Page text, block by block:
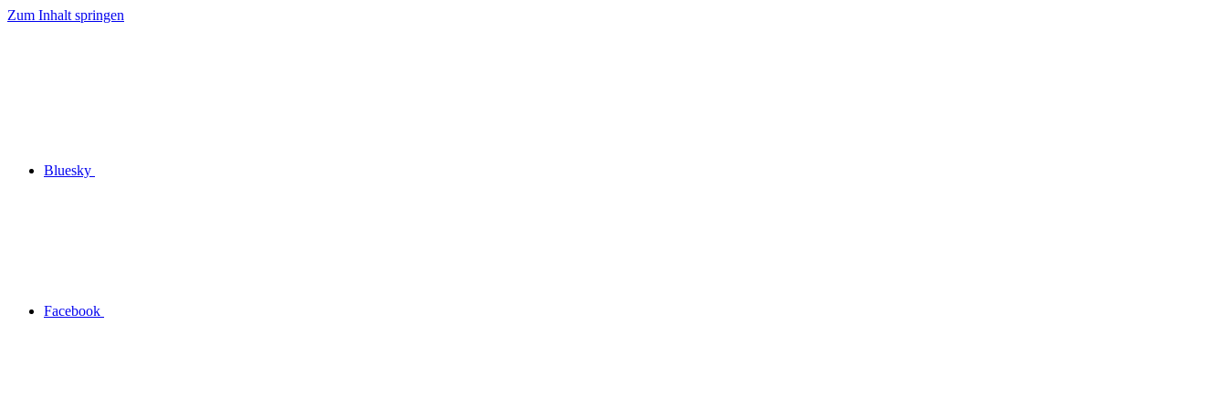
Zum Inhalt springen
Bluesky
Facebook